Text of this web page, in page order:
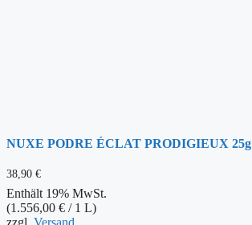
NUXE PODRE ÉCLAT PRODIGIEUX 25g
38,90 €
Enthält 19% MwSt.
(1.556,00 € / 1 L)